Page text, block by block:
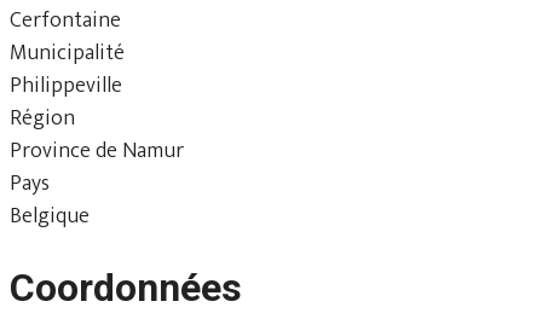
Cerfontaine
Municipalité
Philippeville
Région
Province de Namur
Pays
Belgique
Coordonnées